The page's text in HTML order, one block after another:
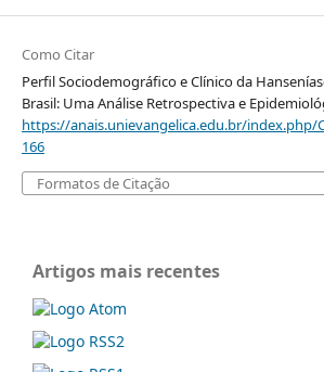
Como Citar
Perfil Sociodemográfico e Clínico da
Brasil: Uma Análise Retrospectiva e
https://anais.unievangelica.edu.br/index.php/
166
Formatos de Citação
Artigos mais recentes